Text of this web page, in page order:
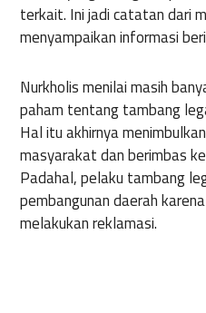
terkait. Ini jadi catatan dari
menyampaikan informasi
Nurkholis menilai masih
paham tentang tambang
Hal itu akhirnya
masyarakat dan berimbas
Padahal, pelaku tambang
pembangunan daerah
melakukan reklamasi.